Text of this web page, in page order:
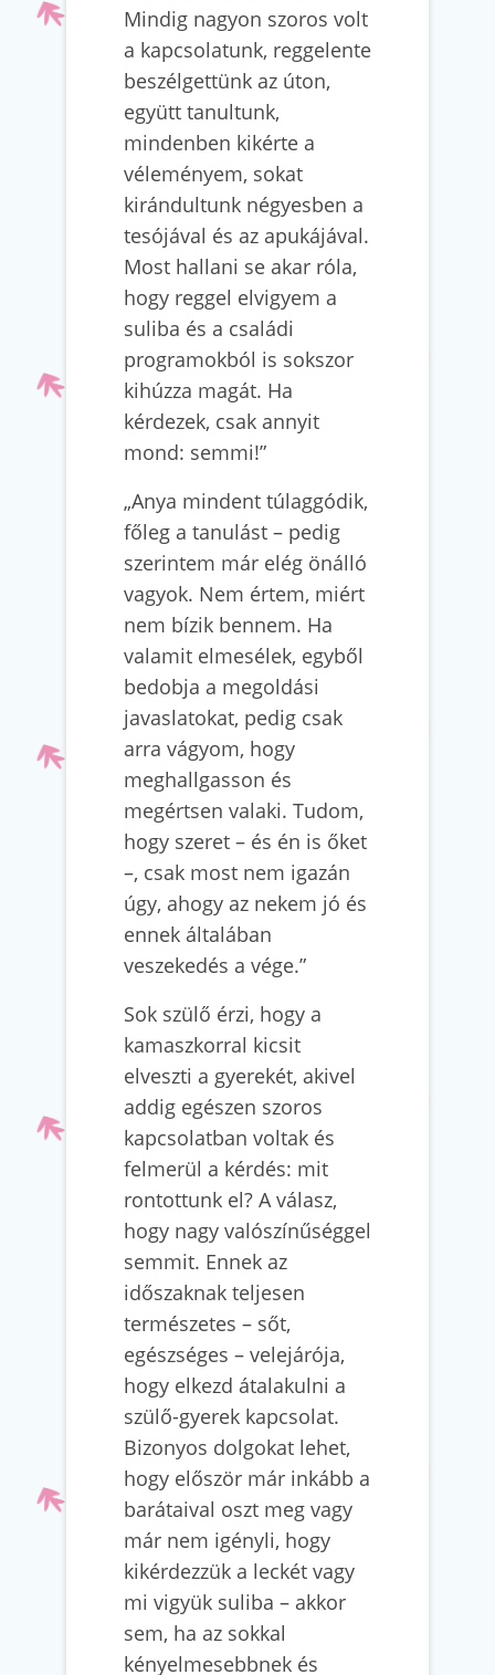
Mindig nagyon szoros volt
a kapcsolatunk, reggelente
beszélgettünk az úton,
együtt tanultunk,
mindenben kikérte a
véleményem, sokat
kirándultunk négyesben a
tesójával és az apukájával.
Most hallani se akar róla,
hogy reggel elvigyem a
suliba és a családi
programokból is sokszor
kihúzza magát. Ha
kérdezek, csak annyit
mond: semmi!”
„Anya mindent túlaggódik,
főleg a tanulást – pedig
szerintem már elég önálló
vagyok. Nem értem, miért
nem bízik bennem. Ha
valamit elmesélek, egyből
bedobja a megoldási
javaslatokat, pedig csak
arra vágyom, hogy
meghallgasson és
megértsen valaki. Tudom,
hogy szeret – és én is őket
–, csak most nem igazán
úgy, ahogy az nekem jó és
ennek általában
veszekedés a vége.”
Sok szülő érzi, hogy a
kamaszkorral kicsit
elveszti a gyerekét, akivel
addig egészen szoros
kapcsolatban voltak és
felmerül a kérdés: mit
rontottunk el? A válasz,
hogy nagy valószínűséggel
semmit. Ennek az
időszaknak teljesen
természetes – sőt,
egészséges – velejárója,
hogy elkezd átalakulni a
szülő-gyerek kapcsolat.
Bizonyos dolgokat lehet,
hogy először már inkább a
barátaival oszt meg vagy
már nem igényli, hogy
kikérdezzük a leckét vagy
mi vigyük suliba – akkor
sem, ha az sokkal
kényelmesebbnek és